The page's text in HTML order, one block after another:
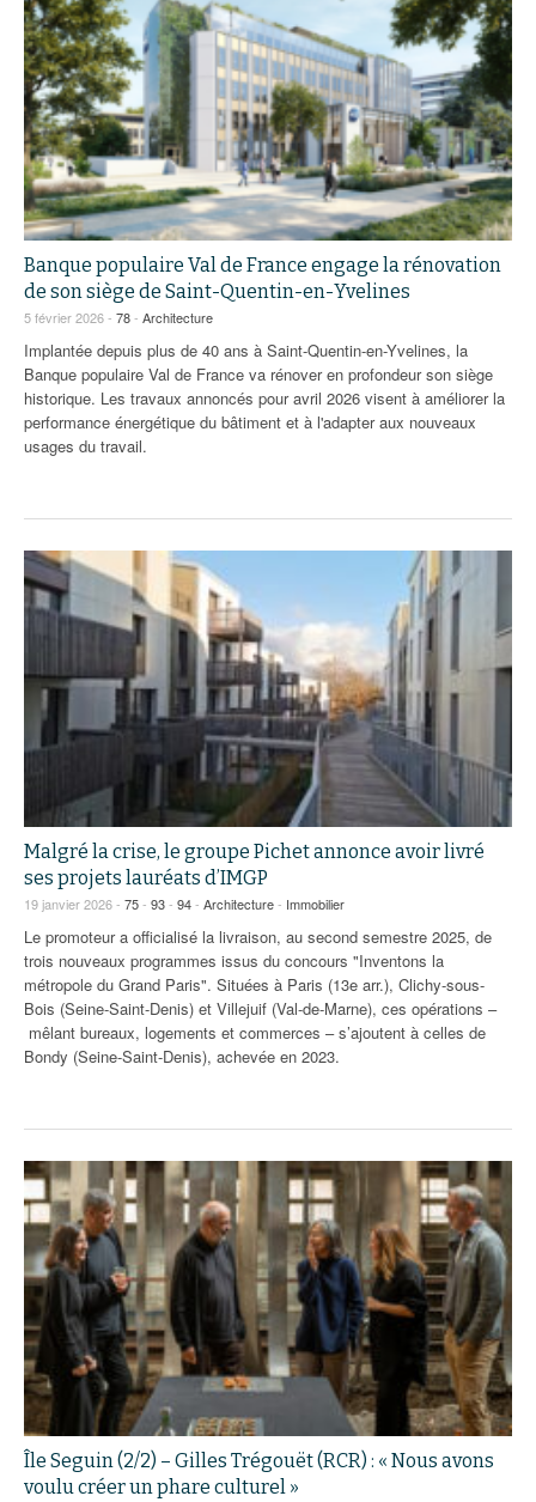
Banque populaire Val de France engage la rénovation
de son siège de Saint-Quentin-en-Yvelines
5 février 2026 - 78- Architecture
Implantée depuis plus de 40 ans à Saint-Quentin-en-Yvelines, la
Banque populaire Val de France va rénover en profondeur son siège
historique. Les travaux annoncés pour avril 2026 visent à améliorer la
performance énergétique du bâtiment et à l'adapter aux nouveaux
usages du travail.
Malgré la crise, le groupe Pichet annonce avoir livré
ses projets lauréats d’IMGP
19 janvier 2026 - 75- 93- 94- Architecture- Immobilier
Le promoteur a officialisé la livraison, au second semestre 2025, de
trois nouveaux programmes issus du concours "Inventons la
métropole du Grand Paris". Situées à Paris (13e arr.), Clichy-sous-
Bois (Seine-Saint-Denis) et Villejuif (Val-de-Marne), ces opérations –
mêlant bureaux, logements et commerces – s’ajoutent à celles de
Bondy (Seine-Saint-Denis), achevée en 2023.
Île Seguin (2/2) – Gilles Trégouët (RCR) : « Nous avons
voulu créer un phare culturel »